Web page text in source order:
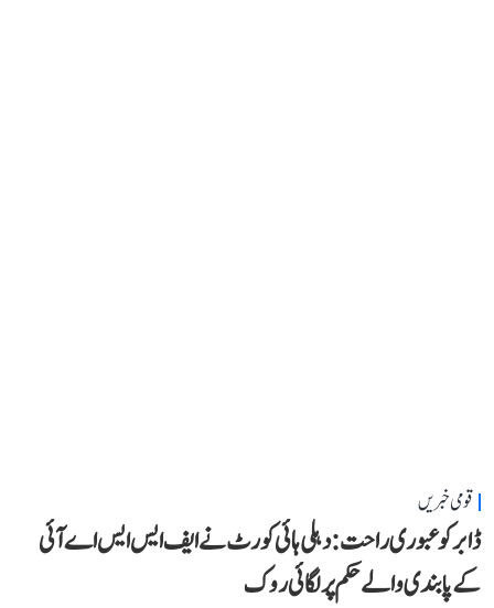
قومی خبریں
ڈابر کو عبوری راحت: دہلی ہائی کورٹ نے ایف ایس ایس اے آئی
کے پابندی والے حکم پر لگائی روک